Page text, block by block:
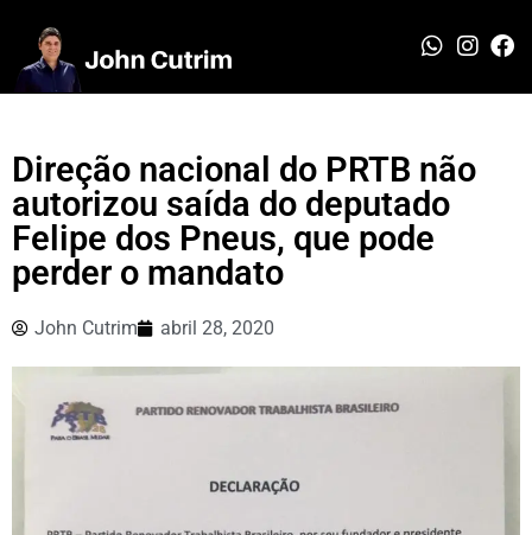
Direção nacional do PRTB não
autorizou saída do deputado
Felipe dos Pneus, que pode
perder o mandato
John Cutrim abril 28, 2020